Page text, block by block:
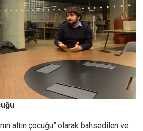
altın çocuğu” olarak bahsedilen ve